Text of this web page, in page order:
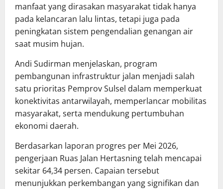
manfaat yang dirasakan masyarakat tidak hanya
pada kelancaran lalu lintas, tetapi juga pada
peningkatan sistem pengendalian genangan air
saat musim hujan.
Andi Sudirman menjelaskan, program
pembangunan infrastruktur jalan menjadi salah
satu prioritas Pemprov Sulsel dalam memperkuat
konektivitas antarwilayah, memperlancar mobilitas
masyarakat, serta mendukung pertumbuhan
ekonomi daerah.
Berdasarkan laporan progres per Mei 2026,
pengerjaan Ruas Jalan Hertasning telah mencapai
sekitar 64,34 persen. Capaian tersebut
menunjukkan perkembangan yang signifikan dan